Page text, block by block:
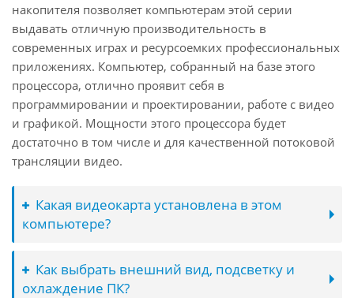
накопителя позволяет компьютерам этой серии
выдавать отличную производительность в
современных играх и ресурсоемких профессиональных
приложениях. Компьютер, собранный на базе этого
процессора, отлично проявит себя в
программировании и проектировании, работе с видео
и графикой. Мощности этого процессора будет
достаточно в том числе и для качественной потоковой
трансляции видео.
Какая видеокарта установлена в этом
компьютере?
Как выбрать внешний вид, подсветку и
охлаждение ПК?